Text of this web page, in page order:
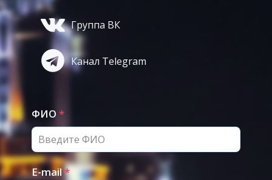
Группа ВК
Канал Telegram
ФИО *
E-mail*